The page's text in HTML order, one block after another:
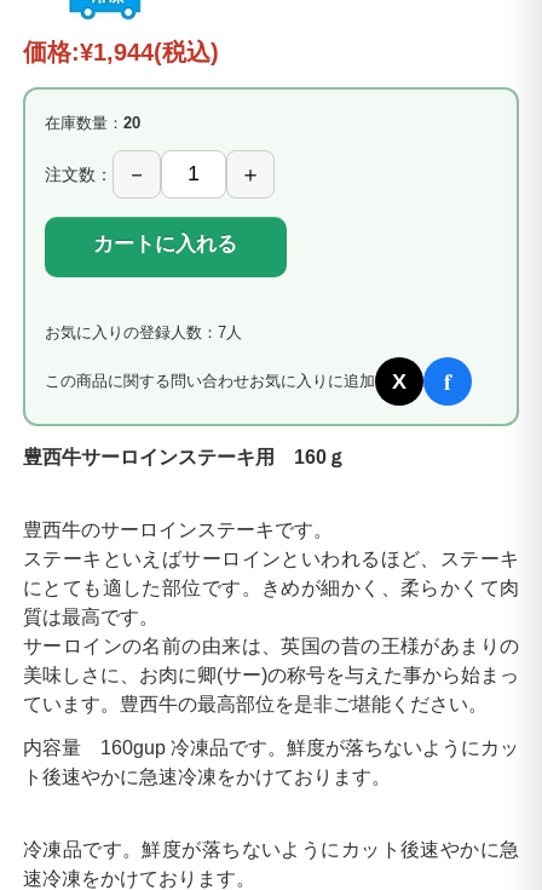
価格:¥1,944(税込)
在庫数量： 20
注文数：
カートに入れる
お気に入りの登録人数：7人
この商品に関する問い合わせお気に入りに追加 X f
豊西牛サーロインステーキ用 160ｇ
豊西牛のサーロインステーキです。
ステーキといえばサーロインといわれるほど、ステーキ
にとても適した部位です。きめが細かく、柔らかくて肉
質は最高です。
サーロインの名前の由来は、英国の昔の王様があまりの
美味しさに、お肉に卿(サー)の称号を与えた事から始まっ
ています。豊西牛の最高部位を是非ご堪能ください。
内容量 160gup 冷凍品です。鮮度が落ちないようにカッ
ト後速やかに急速冷凍をかけております。
冷凍品です。鮮度が落ちないようにカット後速やかに急
速冷凍をかけております。